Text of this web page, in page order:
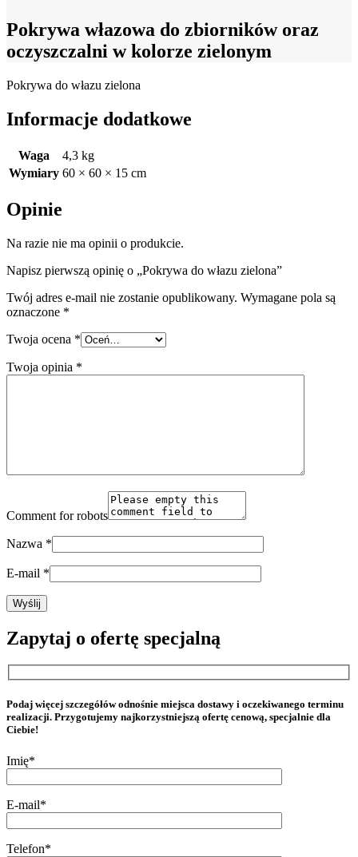
Pokrywa włazowa do zbiorników oraz
oczyszczalni w kolorze zielonym
Pokrywa do włazu zielona
Informacje dodatkowe
Waga
4,3 kg
Wymiary 60 × 60 × 15 cm
Opinie
Na razie nie ma opinii o produkcie.
Napisz pierwszą opinię o „Pokrywa do włazu zielona”
Twój adres e-mail nie zostanie opublikowany. Wymagane pola są
oznaczone *
Twoja ocena *
Twoja opinia *
Comment for robots
Nazwa *
E-mail *
Zapytaj o ofertę specjalną
Podaj więcej szczegółów odnośnie miejsca dostawy i oczekiwanego terminu
realizacji. Przygotujemy najkorzystniejszą ofertę cenową, specjalnie dla
Ciebie!
Imię*
E-mail*
Telefon*